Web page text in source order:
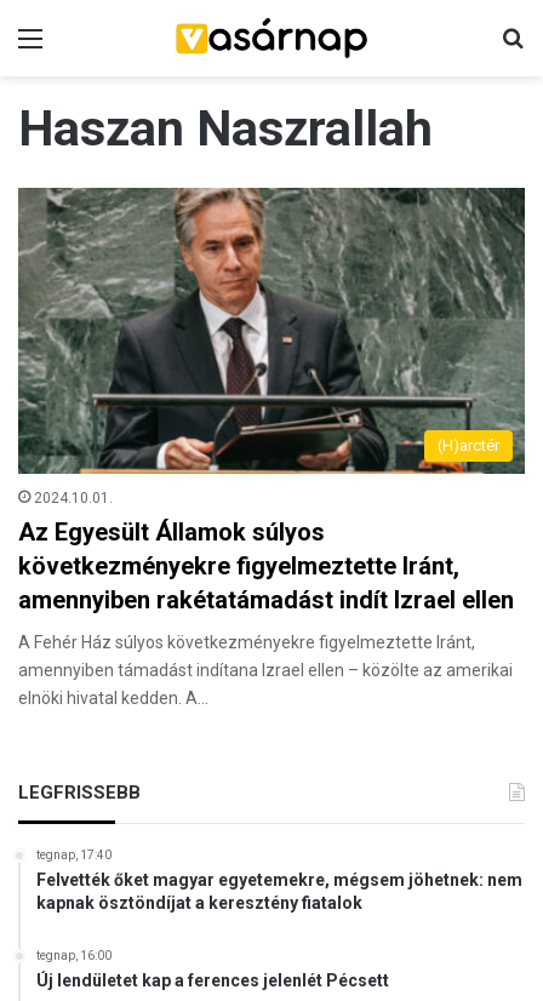
Haszan Naszrallah
(H)arctér
2024.10.01.
Az Egyesült Államok súlyos
következményekre figyelmeztette Iránt,
amennyiben rakétatámadást indít Izrael ellen
A Fehér Ház súlyos következményekre figyelmeztette Iránt,
amennyiben támadást indítana Izrael ellen – közölte az amerikai
elnöki hivatal kedden. A…
LEGFRISSEBB
tegnap, 17:40
Felvették őket magyar egyetemekre, mégsem jöhetnek: nem
kapnak ösztöndíjat a keresztény fiatalok
tegnap, 16:00
Új lendületet kap a ferences jelenlét Pécsett